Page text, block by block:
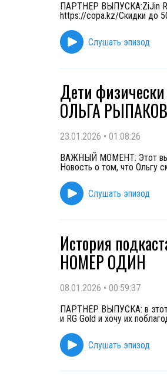
ПАРТНЕР ВЫПУСКА:ZiJin
https://copa.kz/Скидки до
Слушать эпизод
Дети
ОЛЬГА
23.01.2026 • 01:08:26
ВАЖНЫЙ МОМЕНТ: Этот
Новость о том, что Ольгу
Слушать эпизод
История
НОМЕР ОДИН
08.01.2026 • 00:59:37
ПАРТНЕР ВЫПУСКА: в этот
и RG Gold и хочу их
Слушать эпизод